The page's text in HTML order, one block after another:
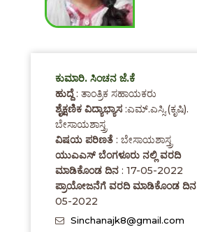
ಕುಮಾರಿ. ಸಿಂಚನ ಜೆ.ಕೆ
ಹುದ್ದೆ: ತಾಂತ್ರಿಕ ಸಹಾಯಕರು
ಶೈಕ್ಷಣಿಕ ವಿದ್ಯಾಭ್ಯಾಸ :ಎಮ್.ಎಸ್ಸಿ.(ಕೃಷಿ).
ಬೇಸಾಯಶಾಸ್ತ್ರ
ವಿಷಯ ಪರಿಣತೆ : ಬೇಸಾಯಶಾಸ್ತ್ರ
ಯುಎಎಸ್ ಬೆಂಗಳೂರು ನಲ್ಲಿ ವರದಿ
ಮಾಡಿಕೊಂಡ ದಿನ : 17-05-2022
ಪ್ರಾಯೋಜನೆಗೆ ವರದಿ ಮಾಡಿಕೊಂಡ ದಿನ
05-2022
Sinchanajk8@gmail.com